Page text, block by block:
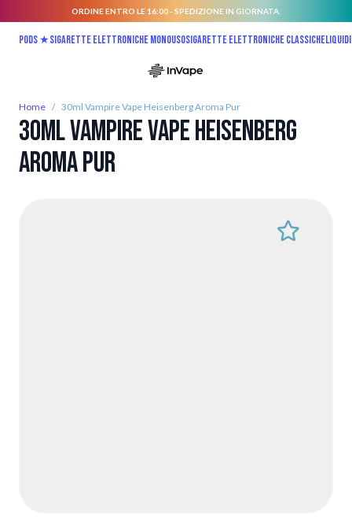
ORDINE ENTRO LE 16:00 - SPEDIZIONE IN GIORNATA.
Pods ★Sigarette elettroniche monousoSigarette elettroniche classiche
Home / 30ml Vampire Vape Heisenberg Aroma Pur
30ml Vampire Vape Heisenberg
Aroma Pur